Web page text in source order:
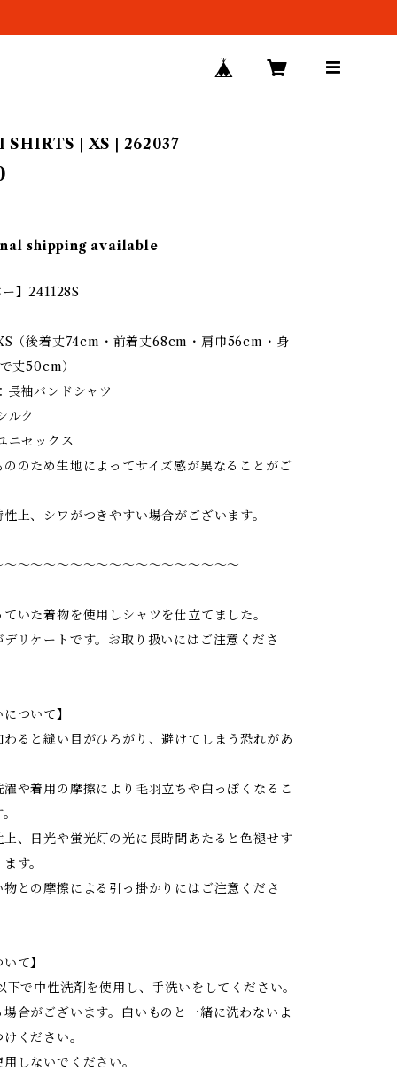
SHIRTS | XS | 262037
shipping available
】241128S
（後着丈74cm・前着丈68cm・肩巾56cm・身
丈50cm）
袖バンドシャツ
ク
セックス
のため生地によってサイズ感が異なることがご
上、シワがつきやすい場合がございます。
〜〜〜〜〜〜〜〜〜〜〜〜〜〜〜〜〜
いた着物を使用しシャツを仕立てました。
リケートです。お取り扱いにはご注意くださ
ついて】
ると縫い目がひろがり、避けてしまう恐れがあ
や着用の摩擦により毛羽立ちや白っぽくなるこ
、日光や蛍光灯の光に長時間あたると色褪せす
す。
との摩擦による引っ掛かりにはご注意くださ
て】
下で中性洗剤を使用し、手洗いをしてください。
合がございます。白いものと一緒に洗わないよ
ください。
しないでください。